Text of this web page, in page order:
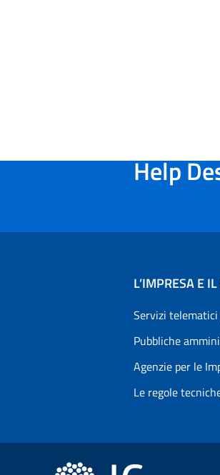
Help
L’IMPRESA E
Servizi
Pubbliche
Agenzie per le
Le regole